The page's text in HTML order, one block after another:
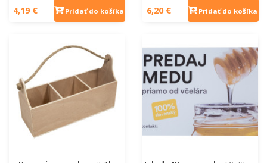
4,19 € Pridať do košíka 6,20 € Pridať do košíka